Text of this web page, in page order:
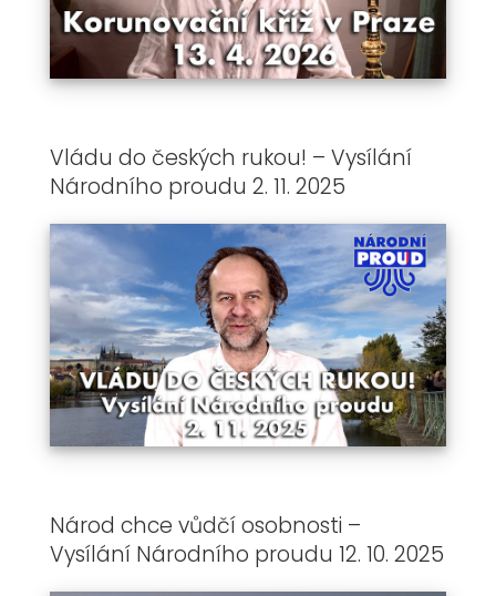
Vládu do českých rukou! – Vysílání
Národního proudu 2. 11. 2025
Národ chce vůdčí osobnosti –
Vysílání Národního proudu 12. 10. 2025